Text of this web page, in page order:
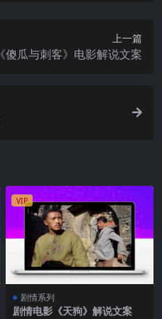
上一篇
《傻瓜与刺客》电影解说文案
VIP
剧情系列
剧情电影《天狗》解说文案